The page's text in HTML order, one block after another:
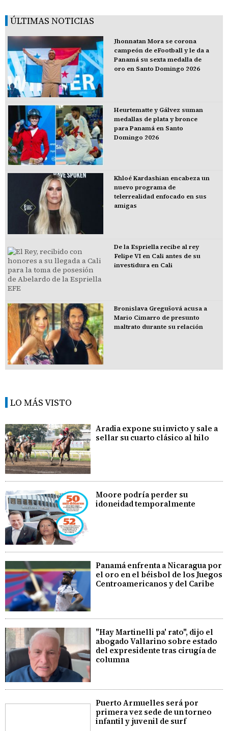
ÚLTIMAS NOTICIAS
Jhonnatan Mora se corona
campeón de eFootball y le da a
Panamá su sexta medalla de
oro en Santo Domingo 2026
Heurtematte y Gálvez suman
medallas de plata y bronce
para Panamá en Santo
Domingo 2026
Khloé Kardashian encabeza un
nuevo programa de
telerrealidad enfocado en sus
amigas
De la Espriella recibe al rey
Felipe VI en Cali antes de su
investidura en Cali
Bronislava Gregušová acusa a
Mario Cimarro de presunto
maltrato durante su relación
LO MÁS VISTO
Aradia expone su invicto y sale a
sellar su cuarto clásico al hilo
Moore podría perder su
idoneidad temporalmente
Panamá enfrenta a Nicaragua por
el oro en el béisbol de los Juegos
Centroamericanos y del Caribe
"Hay Martinelli pa' rato", dijo el
abogado Vallarino sobre estado
del expresidente tras cirugía de
columna
Puerto Armuelles será por
primera vez sede de un torneo
infantil y juvenil de surf